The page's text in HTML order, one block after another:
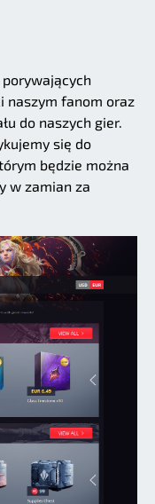
naszym fanom oraz
do naszych gier.
się do
będzie można
w zamian za